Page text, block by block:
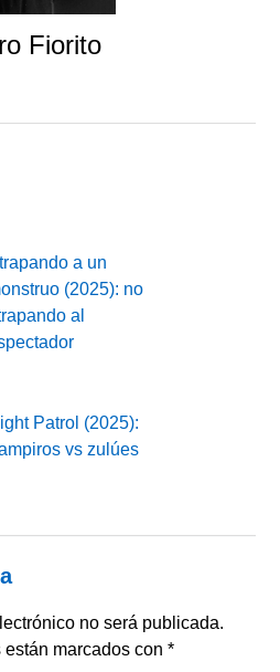
Fiorito
a un
(2025): no
al
Patrol (2025):
vs zulúes
no será publicada.
están marcados con*